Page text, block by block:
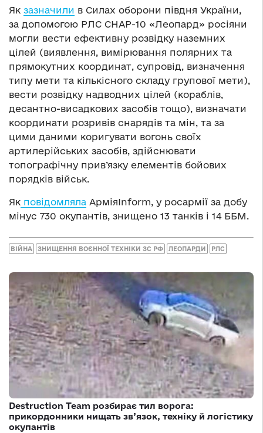
Як зазначили в Силах оборони півдня України,
за допомогою РЛС СНАР-10 «Леопард» росіяни
могли вести ефективну розвідку наземних
цілей (виявлення, вимірювання полярних та
прямокутних координат, супровід, визначення
типу мети та кількісного складу групової мети),
вести розвідку надводних цілей (кораблів,
десантно-висадкових засобів тощо), визначати
координати розривів снарядів та мін, та за
цими даними коригувати вогонь своїх
артилерійських засобів, здійснювати
топографічну прив’язку елементів бойових
порядків військ.
Як повідомляла АрміяInform, у росармії за добу
мінус 730 окупантів, знищено 13 танків і 14 ББМ.
ВІЙНА ЗНИЩЕННЯ ВОЄННОЇ ТЕХНІКИ ЗС РФ ЛЕОПАРДИ РЛС
Destruction Team розбирає тил ворога:
прикордонники нищать зв’язок, техніку й логістику
окупантів